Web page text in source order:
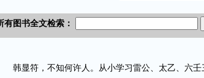
韩显符，不知何许人。从小学习雷公、太乙、六壬